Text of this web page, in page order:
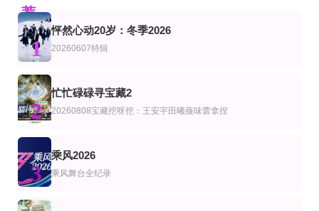
荐
已完结
台湾原味道2
第3期
创业安徽第11季
第35集
囚牢生存战
20260701第3期
炽夏角色番综·炽热的夏天
第1期加更
姐姐快醒醒
刘恋 朱洁静
更新至第2集
重症解密
谭俊彦,陈晓华,林秀怡,梁凯晴
鸡尾酒实验室
心动的信号第9季
薛凯琪,杨超越,代旭,杜海涛,张纯烨
兔子洞
第1期
第10期完结
更新至第20260808期
1
怦然心动20岁：冬季2026
20260607特辑
2
忙忙碌碌寻宝藏2
20260808宝藏挖呀挖：王安宇田曦薇味蕾拿捏
3
乘风2026
乘风舞台全纪录